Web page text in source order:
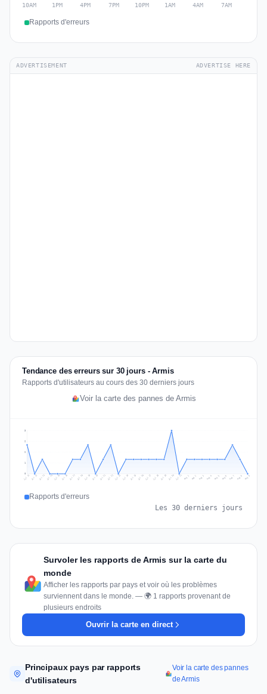
Rapports d'erreurs
ADVERTISEMENT ADVERTISE HERE
Tendance des erreurs sur 30 jours - Armis
Rapports d'utilisateurs au cours des 30 derniers jours
Voir la carte des pannes de Armis
1
2
2
3
Jul 11 Jul 12 Jul 13 Jul 14 Jul 15 Jul 16 Jul 17 Jul 18 Jul 19 Jul 20 Jul 21 Jul 22 Jul 23 Jul 24 Jul 25 Jul 26 Jul 27 Jul 28 Jul 29 Jul 30 Jul 31 Aug 1 Aug 2 Aug 3 Aug 4 Aug 5 Aug 6 Aug 7 Aug 8 Aug 9
Rapports d'erreurs
Les 30 derniers jours
Survoler les rapports de Armis sur la carte du
monde
Afficher les rapports par pays et voir où les problèmes
surviennent dans le monde. — 🌍 1 rapports provenant de
plusieurs endroits
Ouvrir la carte en direct
Principaux pays par rapports
d'utilisateurs
Voir la carte des pannes
de Armis